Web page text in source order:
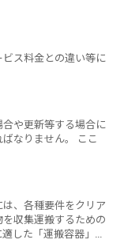
ス料金との違い等に
や更新等する場合に
なりません。 ここ
、各種要件をクリア
収集運搬するための
した「運搬容器」を